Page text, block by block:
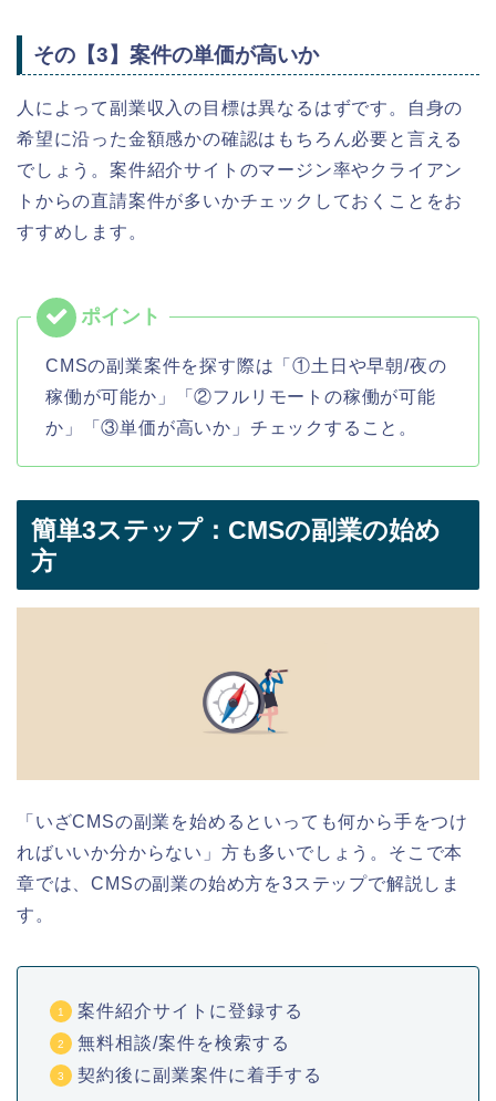
その【3】案件の単価が高いか
人によって副業収入の目標は異なるはずです。自身の
希望に沿った金額感かの確認はもちろん必要と言える
でしょう。 案件紹介サイトのマージン率やクライアン
トからの直請案件が多いかチェックしておくことをお
すすめします。
CMSの副業案件を探す際は「①土日や早朝/夜の
稼働が可能か」「②フルリモートの稼働が可能
か」「③単価が高いか」チェックすること。
簡単3ステップ：CMSの副業の始め
方
「いざCMSの副業を始めるといっても何から手をつけ
ればいいか分からない」方も多いでしょう。そこで本
章では、CMSの副業の始め方を3ステップで解説しま
す。
案件紹介サイトに登録する
無料相談/案件を検索する
契約後に副業案件に着手する